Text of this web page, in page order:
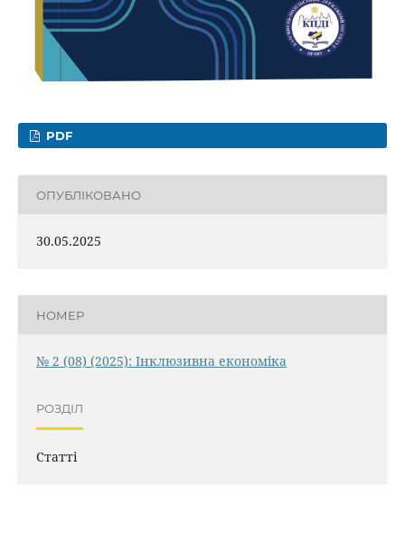
PDF
ОПУБЛІКОВАНО
30.05.2025
НОМЕР
№ 2 (08) (2025): Інклюзивна економіка
РОЗДІЛ
Статті